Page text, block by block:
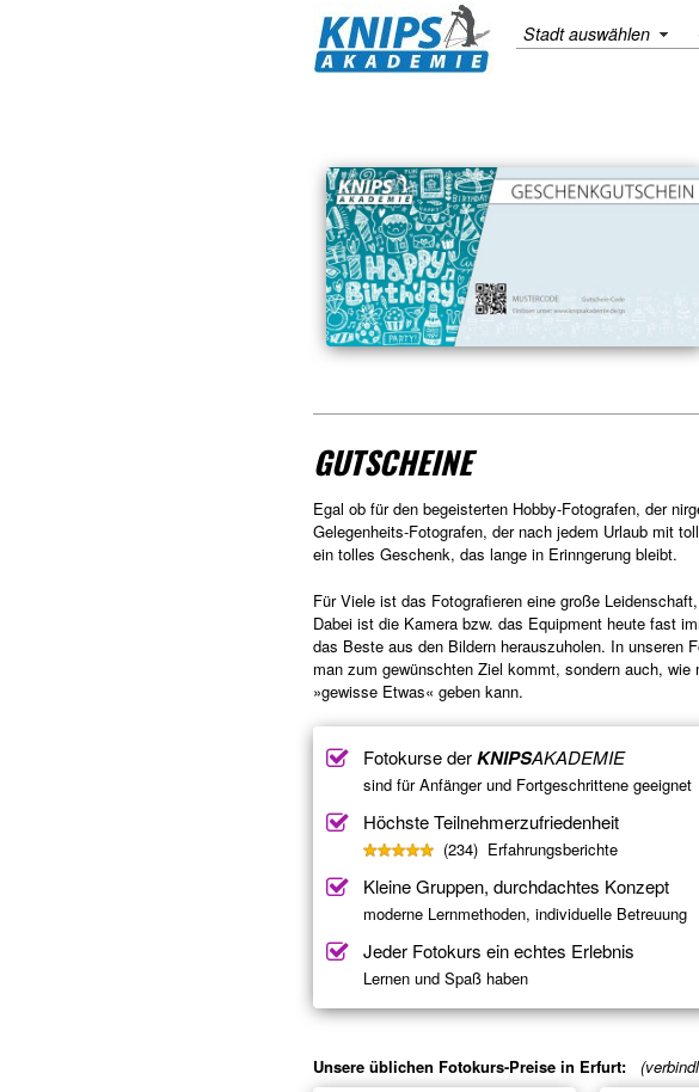
Stadt auswählen
GUTSCHEINE
Egal ob für den begeisterten Hobby-Fotografen, der
Gelegenheits-Fotografen, der nach jedem Urlaub mit
ein tolles Geschenk, das lange in Erinngerung bleibt.
Für Viele ist das Fotografieren eine große
Dabei ist die Kamera bzw. das Equipment heute fast
das Beste aus den Bildern herauszuholen. In unseren
man zum gewünschten Ziel kommt, sondern auch,
»gewisse Etwas« geben kann.
Fotokurse derKNIPSAKADEMIE
sind für Anfänger und Fortgeschrittene geeignet
Höchste Teilnehmerzufriedenheit
(234) Erfahrungsberichte
Kleine Gruppen, durchdachtes Konzept
moderne Lernmethoden, individuelle Betreuung
Jeder Fotokurs ein echtes Erlebnis
Lernen und Spaß haben
Unsere üblichen Fotokurs-Preise in Erfurt: